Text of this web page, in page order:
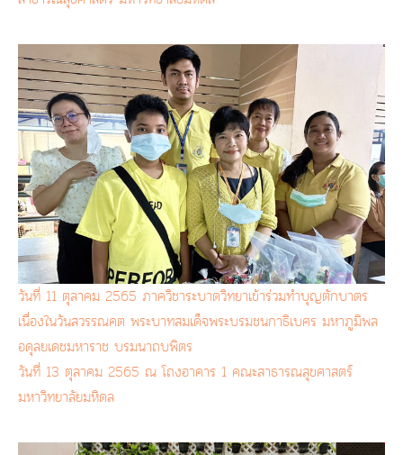
วันที่ 11 ตุลาคม 2565 ภาควิชาระบาดวิทยาเข้าร่วมทำบุญตักบาตร
เนื่องในวันสวรรณคต พระบาทสมเด็จพระบรมชนกาธิเบศร มหาภูมิพล
อดุลยเดชมหาราช บรมนาถบพิตร
วันที่ 13 ตุลาคม 2565 ณ โถงอาคาร 1 คณะสาธารณสุขศาสตร์
มหาวิทยาลัยมหิดล